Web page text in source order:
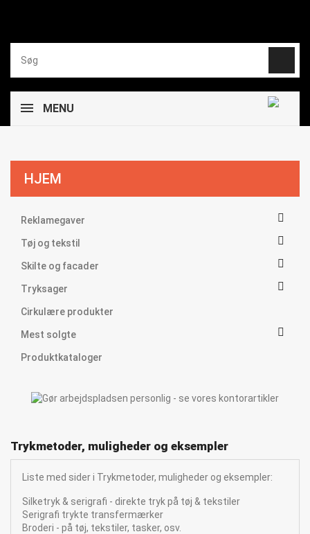
MENU
HJEM
Reklamegaver 
Tøj og tekstil 
Skilte og facader 
Tryksager 
Cirkulære produkter
Mest solgte 
Produktkataloger
Trykmetoder, muligheder og eksempler
Liste med sider i Trykmetoder, muligheder og eksempler:
Silketryk & serigrafi - direkte tryk på tøj & tekstiler
Serigrafi trykte transfermærker
Broderi - på tøj, tekstiler, tasker, osv.